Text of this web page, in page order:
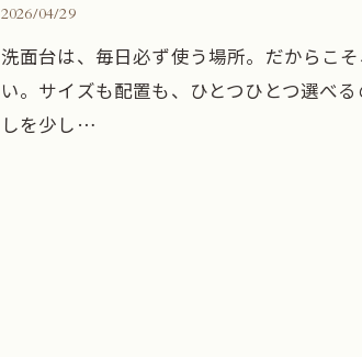
2026/04/29
洗面台は、毎日必ず使う場所。だからこ
い。サイズも配置も、ひとつひとつ選べ
しを少し…